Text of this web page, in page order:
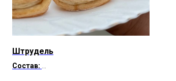
Штрудель
Состав: